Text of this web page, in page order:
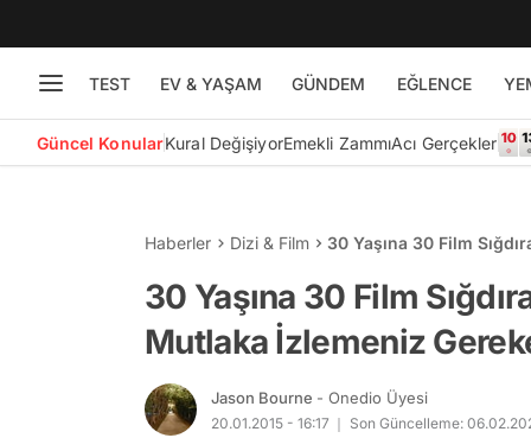
TEST EV & YAŞAM GÜNDEM EĞLENCE
Güncel KonularKural DeğişiyorEmekli ZammıAcı Gerçekler
Haberler Dizi & Film
30 Yaşına 30 Film
30 Yaşına 30 Film
Mutlaka İzlemeniz
Jason Bourne - Onedio Üyesi
20.01.2015 - 16:17 Son Güncelleme: